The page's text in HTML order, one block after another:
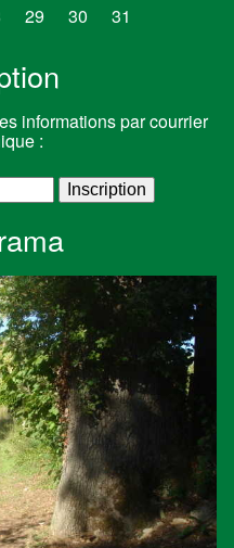
29 30 31
informations par courrier
: